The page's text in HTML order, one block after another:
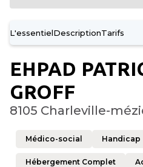
L'essentielDescriptionTarifs
EHPAD
GROFF
8105 Charleville-
Médico-social Handicap
Hébergement Complet